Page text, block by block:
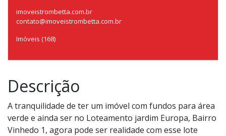
imoveistrombetta.com.br
contato@imoveistrombetta.com.br
Imóveis (168)
Descrição
A tranquilidade de ter um imóvel com fundos para área
verde e ainda ser no Loteamento jardim Europa, Bairro
Vinhedo 1, agora pode ser realidade com esse lote